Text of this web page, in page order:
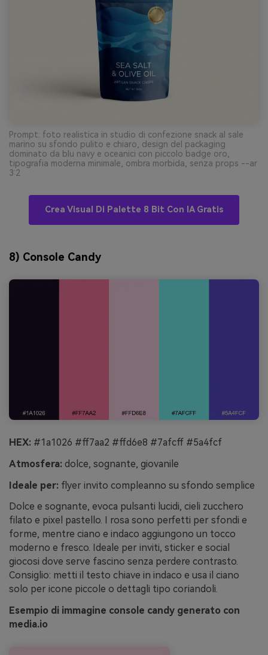
Prompt: foto realistica in studio di confezione snack al sale
marino su sfondo pulito e chiaro, design del packaging
dominato da blu navy e oceanici con piccolo badge oro,
tipografia moderna minimale, ombra morbida, senza props --ar
3:2
Crea Visual Di Palette 8 Bit Con IA Gratis
8) Console Candy
HEX: #1a1026 #ff7aa2 #ffd6e8 #7afcff #5a4fcf
Atmosfera: dolce, sognante, giovanile
Ideale per: flyer invito compleanno su sfondo semplice
Dolce e sognante, evoca pulsanti lucidi, cieli zucchero
filato e pixel pastello. I rosa sono perfetti per sfondi e
forme, mentre ciano e indaco aggiungono un tocco
moderno e fresco. Ideale per inviti, sticker e social
giocosi dove serve fascino senza perdere contrasto.
Consiglio: metti il testo chiave in indaco e usa il ciano
solo per icone piccole o dettagli tipo coriandoli.
Esempio di immagine console candy generato con
media.io